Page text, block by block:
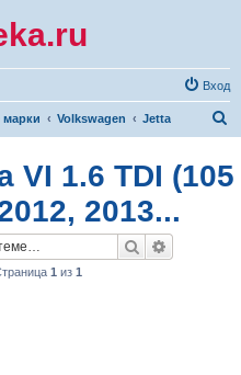
Вход
марки Volkswagen Jetta
и
VI 1.6 TDI (105
2013...
Поиск
1 из 1